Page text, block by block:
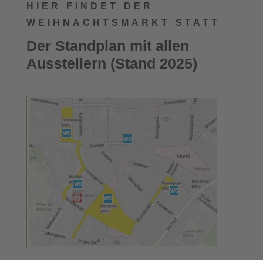
HIER FINDET DER
WEIHNACHTSMARKT STATT
Der Standplan mit allen
Ausstellern (Stand 2025)